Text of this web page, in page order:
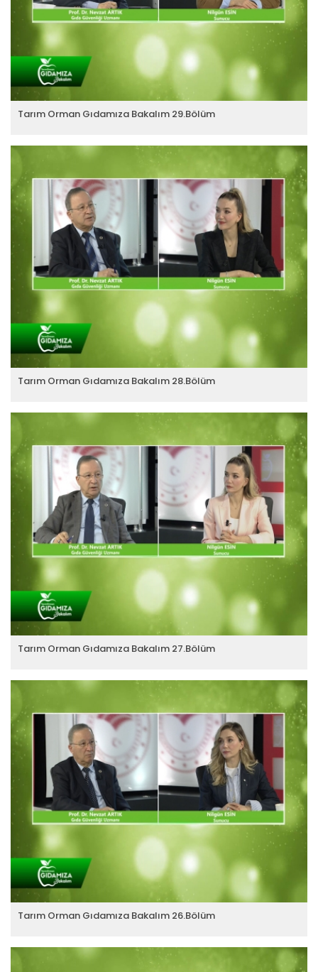
Tarım Orman Gıdamıza Bakalım 29.Bölüm
Tarım Orman Gıdamıza Bakalım 28.Bölüm
Tarım Orman Gıdamıza Bakalım 27.Bölüm
Tarım Orman Gıdamıza Bakalım 26.Bölüm